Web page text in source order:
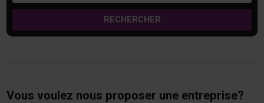
RECHERCHER
Vous voulez nous proposer une entreprise?